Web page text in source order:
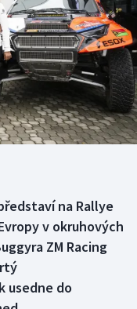
na Rallye
v okruhových
ZM Racing
usedne do